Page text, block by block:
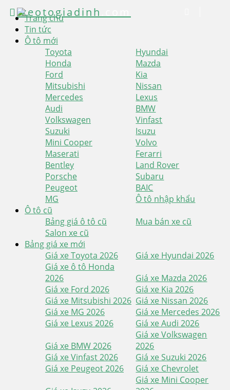
Trang chủ
Tin tức
Ô tô mới
Toyota
Hyundai
Honda
Mazda
Ford
Kia
Mitsubishi
Nissan
Mercedes
Lexus
Audi
BMW
Volkswagen
Vinfast
Suzuki
Isuzu
Mini Cooper
Volvo
Maserati
Ferarri
Bentley
Land Rover
Porsche
Subaru
Peugeot
BAIC
MG
Ô tô nhập khẩu
Ô tô cũ
Bảng giá ô tô cũ
Mua bán xe cũ
Salon xe cũ
Bảng giá xe mới
Giá xe Toyota 2026
Giá xe Hyundai 2026
Giá xe ô tô Honda
2026
Giá xe Mazda 2026
Giá xe Ford 2026
Giá xe Kia 2026
Giá xe Mitsubishi 2026 Giá xe Nissan 2026
Giá xe MG 2026
Giá xe Mercedes 2026
Giá xe Lexus 2026
Giá xe Audi 2026
Giá xe BMW 2026
Giá xe Volkswagen
2026
Giá xe Vinfast 2026
Giá xe Suzuki 2026
Giá xe Peugeot 2026
Giá xe Chevrolet
Giá xe Mini Cooper
xeotogiadinh